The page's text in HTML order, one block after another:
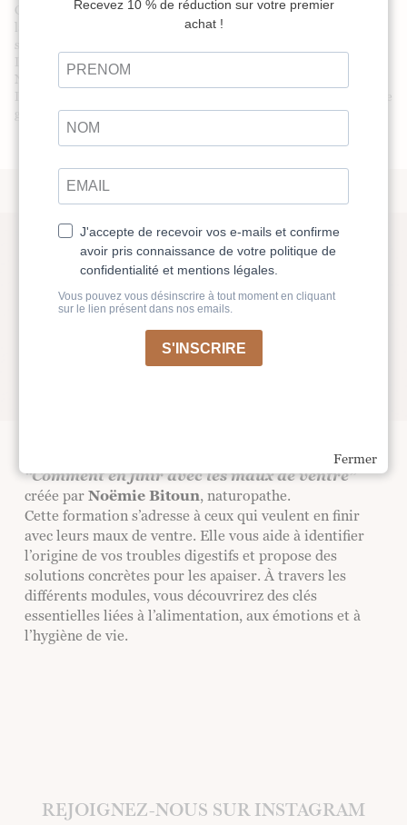
Cette méditation peut s’effectuer assis ou allongé, à tout moment de
la journée : le matin au réveil, avant ou après un repas, ou encore le
soir avant de vous coucher.
Installez-vous confortablement et laissez-vous guider par la voix de
Noëmie Bitoun pour une méditation en pleine conscience.
Idéale pour détendre votre système digestif et favoriser un bien-être
global. Vous pouvez la pratiquer aussi souvent que nécessaire.
Cette méditation guidée est extraite de la formation
“Comment en finir avec les maux de ventre”
créée parNoëmie Bitoun, naturopathe.
Cette formation s’adresse à ceux qui veulent en finir
avec leurs maux de ventre. Elle vous aide à identifier
l’origine de vos troubles digestifs et propose des
solutions concrètes pour les apaiser. À travers les
différents modules, vous découvrirez des clés
essentielles liées à l’alimentation, aux émotions et à
l’hygiène de vie.
REJOIGNEZ-NOUS SUR INSTAGRAM
Fermer